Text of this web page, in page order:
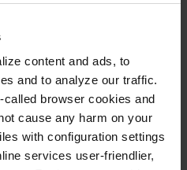
content and ads, to
and to analyze our traffic.
browser cookies and
cause any harm on your
with configuration settings
services user-friendlier,